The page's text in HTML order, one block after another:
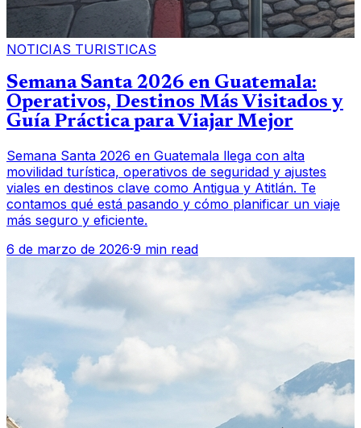
NOTICIAS TURISTICAS
Semana Santa 2026 en Guatemala:
Operativos, Destinos Más Visitados y
Guía Práctica para Viajar Mejor
Semana Santa 2026 en Guatemala llega con alta
movilidad turística, operativos de seguridad y ajustes
viales en destinos clave como Antigua y Atitlán. Te
contamos qué está pasando y cómo planificar un viaje
más seguro y eficiente.
6 de marzo de 2026·9 min read